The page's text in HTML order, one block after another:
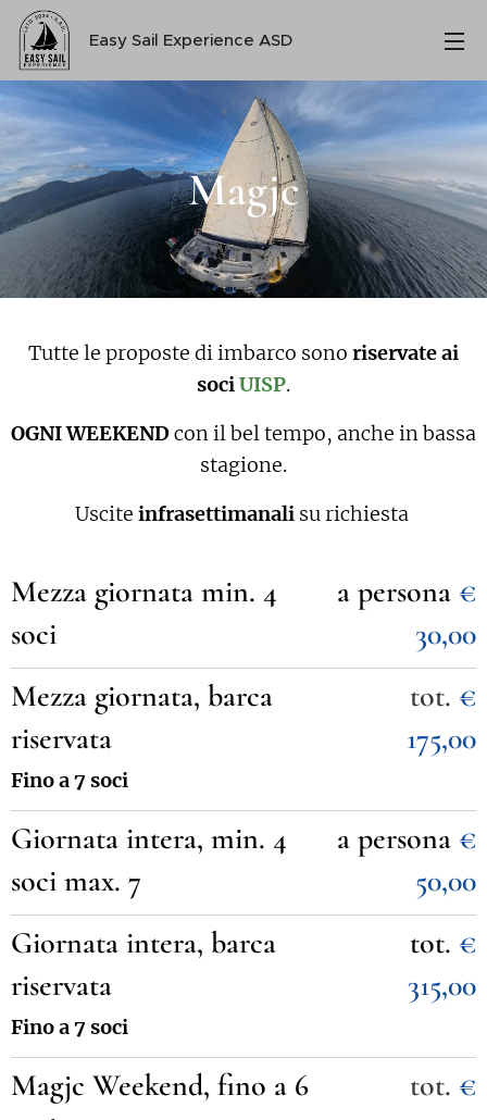
Easy Sail Experience ASD
Magjc
Tutte le proposte di imbarco sono riservate ai
sociUISP.
OGNI WEEKENDcon il bel tempo, anche in bassa
stagione.
Uscite infrasettimanali su richiesta
Mezza giornata min. 4
soci
a persona €
30,00
Mezza giornata, barca
riservata
Fino a 7 soci
tot. €
175,00
Giornata intera, min. 4
soci max. 7
a persona €
50,00
Giornata intera, barca
riservata
Fino a 7 soci
tot. €
315,00
Magjc Weekend, fino a 6
tot. €